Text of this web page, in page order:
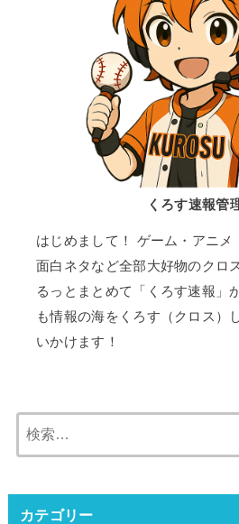
くろす速報管
はじめまして！ ゲーム・アニメ
面白ネタなど全部大好物のクロ
るっとまとめて「くろす速報」
も情報の海をくろす（クロス）
いかけます！
索:
カテゴリー